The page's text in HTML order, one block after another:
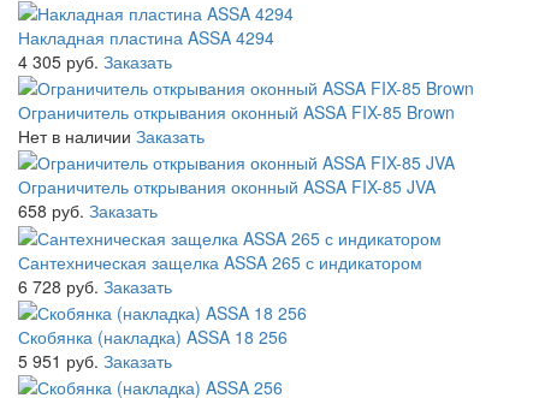
Накладная пластина ASSA 4294
4 305 руб. Заказать
Ограничитель открывания оконный ASSA FIX-85 Brown
Нет в наличии Заказать
Ограничитель открывания оконный ASSA FIX-85 JVA
658 руб. Заказать
Сантехническая защелка ASSA 265 с индикатором
6 728 руб. Заказать
Скобянка (накладка) ASSA 18 256
5 951 руб. Заказать